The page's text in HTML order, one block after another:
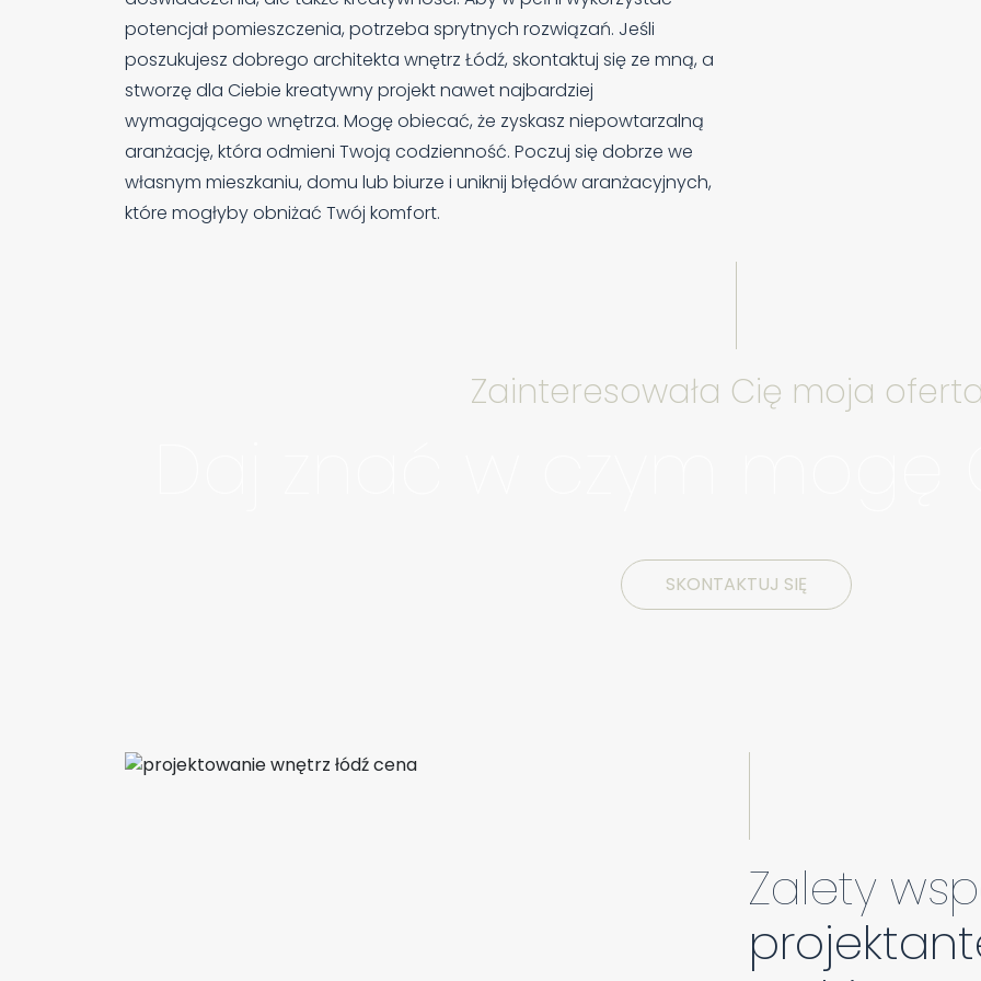
potencjał pomieszczenia, potrzeba sprytnych rozwiązań. Jeśli
poszukujesz dobrego architekta wnętrz Łódź, skontaktuj się ze mną, a
stworzę dla Ciebie kreatywny projekt nawet najbardziej
wymagającego wnętrza. Mogę obiecać, że zyskasz niepowtarzalną
aranżację, która odmieni Twoją codzienność. Poczuj się dobrze we
własnym mieszkaniu, domu lub biurze i uniknij błędów aranżacyjnych,
które mogłyby obniżać Twój komfort.
Zainteresowała Cię moja
SKONTAKTUJ SIĘ
Zalety